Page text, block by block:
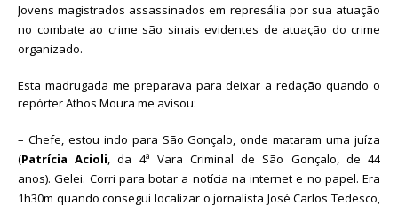
Jovens magistrados assassinados em represália por sua atuação
no combate ao crime são sinais evidentes de atuação do crime
organizado.
Esta madrugada me preparava para deixar a redação quando o
repórter Athos Moura me avisou:
– Chefe, estou indo para São Gonçalo, onde mataram uma juíza
(Patrícia Acioli, da 4ª Vara Criminal de São Gonçalo, de 44
anos). Gelei. Corri para botar a notícia na internet e no papel. Era
1h30m quando consegui localizar o jornalista José Carlos Tedesco,